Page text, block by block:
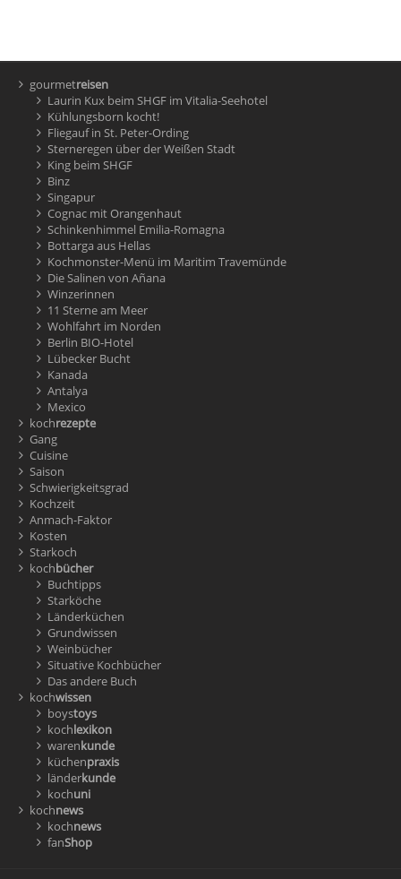
gourmetreisen
Laurin Kux beim SHGF im Vitalia-Seehotel
Kühlungsborn kocht!
Fliegauf in St. Peter-Ording
Sterneregen über der Weißen Stadt
King beim SHGF
Binz
Singapur
Cognac mit Orangenhaut
Schinkenhimmel Emilia-Romagna
Bottarga aus Hellas
Kochmonster-Menü im Maritim Travemünde
Die Salinen von Añana
Winzerinnen
11 Sterne am Meer
Wohlfahrt im Norden
Berlin BIO-Hotel
Lübecker Bucht
Kanada
Antalya
Mexico
kochrezepte
Gang
Cuisine
Saison
Schwierigkeitsgrad
Kochzeit
Anmach-Faktor
Kosten
Starkoch
kochbücher
Buchtipps
Starköche
Länderküchen
Grundwissen
Weinbücher
Situative Kochbücher
Das andere Buch
kochwissen
boystoys
kochlexikon
warenkunde
küchenpraxis
länderkunde
kochuni
kochnews
kochnews
fanShop